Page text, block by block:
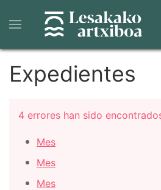
contenido
principal
Expedientes
Mensaje
error
4 errores han sido
Mes
Mes
Mes